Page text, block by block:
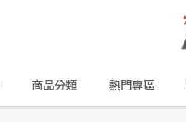
商品分類 熱門專區